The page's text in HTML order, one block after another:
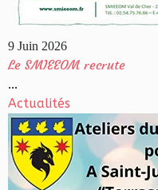
9 Juin 2026
Le SMIEEOM recrute
...
Actualités